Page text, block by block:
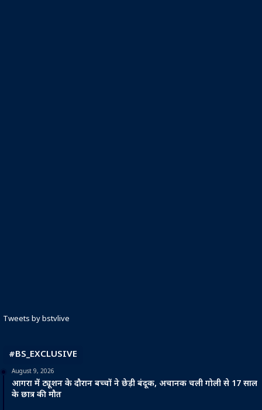
Tweets by bstvlive
#BS_EXCLUSIVE
August 9, 2026
आगरा में ट्यूशन के दौरान बच्चों ने छेड़ी बंदूक, अचानक चली गोली से 17 साल
के छात्र की मौत